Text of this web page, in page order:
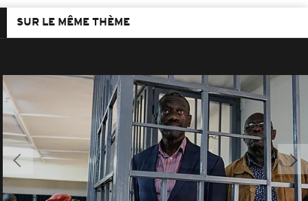
SUR LE MÊME THÈME